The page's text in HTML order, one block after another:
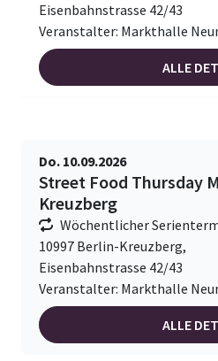
Eisenbahnstrasse 42/43
Veranstalter: Markthalle
ALLE
Do. 10.09.2026
Street Food Thursday
Kreuzberg
Wöchentlicher
10997 Berlin-Kreuzberg,
Eisenbahnstrasse 42/43
Veranstalter: Markthalle
ALLE